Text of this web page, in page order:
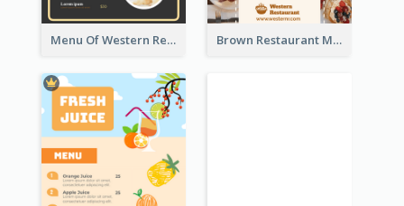
Menu Of Western Restaurant In Simple Layout Brown Restaurant Menu With Clear Information